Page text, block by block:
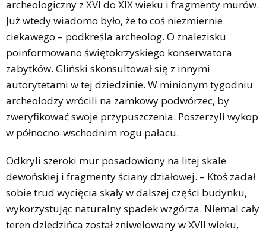
archeologiczny z XVI do XIX wieku i fragmenty murów.
Już wtedy wiadomo było, że to coś niezmiernie
ciekawego – podkreśla archeolog. O znalezisku
poinformowano świętokrzyskiego konserwatora
zabytków. Gliński skonsultował się z innymi
autorytetami w tej dziedzinie. W minionym tygodniu
archeolodzy wrócili na zamkowy podwórzec, by
zweryfikować swoje przypuszczenia. Poszerzyli wykop
w północno-wschodnim rogu pałacu.
Odkryli szeroki mur posadowiony na litej skale
dewońskiej i fragmenty ściany działowej. – Ktoś zadał
sobie trud wycięcia skały w dalszej części budynku,
wykorzystując naturalny spadek wzgórza. Niemal cały
teren dziedzińca został zniwelowany w XVII wieku,